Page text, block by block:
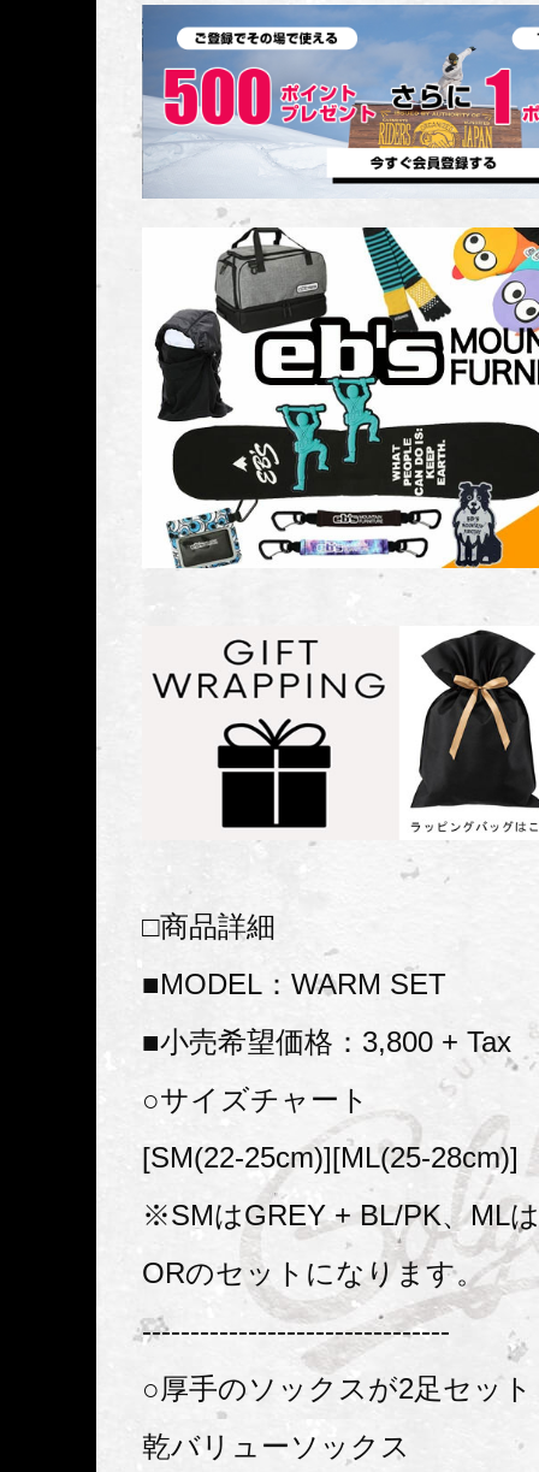
□商品詳細
■MODEL：WARM SET
■小売希望価格：3,800 + Tax
○サイズチャート
[SM(22-25cm)][ML(25-28cm)]
※SMはGREY + BL/PK、ML
ORのセットになります。
--------------------------------
○厚手のソックスが2足セッ
乾バリューソックス